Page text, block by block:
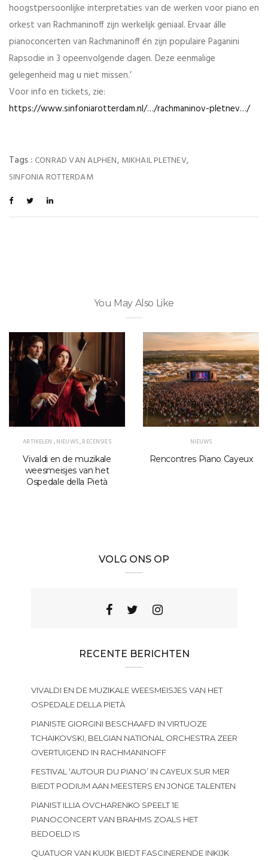
hoogstpersoonlijke interpretaties van de werken voor piano en
orkest van Rachmaninoff zijn werkelijk geniaal. Ervaar álle
pianoconcerten van Rachmaninoff én zijn populaire Paganini
Rapsodie in 3 opeenvolgende dagen. Deze eenmalige
gelegenheid mag u niet missen.’
Voor info en tickets, zie:
https://www.sinfoniarotterdam.nl/…/rachmaninov-pletnev…/
Tags : CONRAD VAN ALPHEN, MIKHAIL PLETNEV,
SINFONIA ROTTERDAM
You May Also Like
ARTIKELEN ,NIEUWS,RECENSIES
Vivaldi en de muzikale
weesmeisjes van het
Ospedale della Pietà
NIEUWS
Rencontres Piano Cayeux
VOLG ONS OP
RECENTE BERICHTEN
VIVALDI EN DE MUZIKALE WEESMEISJES VAN HET
OSPEDALE DELLA PIETÀ
PIANISTE GIORGINI BESCHAAFD IN VIRTUOZE
TCHAIKOVSKI, BELGIAN NATIONAL ORCHESTRA ZEER
OVERTUIGEND IN RACHMANINOFF
FESTIVAL ‘AUTOUR DU PIANO’ IN CAYEUX SUR MER
BIEDT PODIUM AAN MEESTERS EN JONGE TALENTEN
PIANIST ILLIA OVCHARENKO SPEELT 1E
PIANOCONCERT VAN BRAHMS ZOALS HET
BEDOELD IS
QUATUOR VAN KUIJK BIEDT FASCINERENDE INKIJK